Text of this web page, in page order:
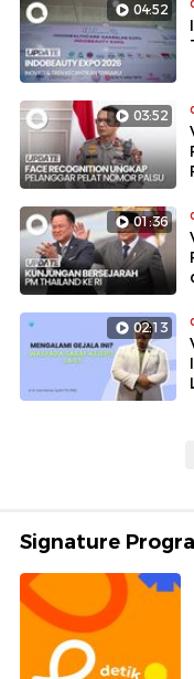
04:52
03:52
01:36
02:13
Signature